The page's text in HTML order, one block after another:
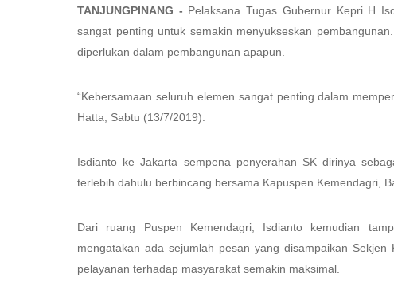
TANJUNGPINANG - Pelaksana Tugas Gubernur Kepri H
sangat penting untuk semakin menyukseskan
diperlukan dalam pembangunan apapun.
“Kebersamaan seluruh elemen sangat penting dalam
Hatta, Sabtu (13/7/2019).
Isdianto ke Jakarta sempena penyerahan SK dirinya
terlebih dahulu berbincang bersama Kapuspen Kemendagri,
Dari ruang Puspen Kemendagri, Isdianto kemudian
mengatakan ada sejumlah pesan yang disampaikan
pelayanan terhadap masyarakat semakin maksimal.